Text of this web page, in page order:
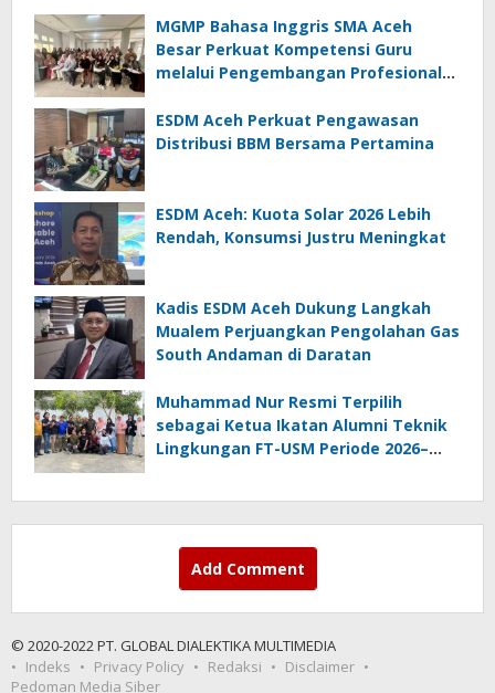
MGMP Bahasa Inggris SMA Aceh
Besar Perkuat Kompetensi Guru
melalui Pengembangan Profesional
ESDM Aceh Perkuat Pengawasan
Distribusi BBM Bersama Pertamina
ESDM Aceh: Kuota Solar 2026 Lebih
Rendah, Konsumsi Justru Meningkat
Kadis ESDM Aceh Dukung Langkah
Mualem Perjuangkan Pengolahan Gas
South Andaman di Daratan
Muhammad Nur Resmi Terpilih
sebagai Ketua Ikatan Alumni Teknik
Lingkungan FT-USM Periode 2026–
Add Comment
© 2020-2022 PT. GLOBAL DIALEKTIKA MULTIMEDIA
Indeks
Privacy Policy Redaksi
Disclaimer
Pedoman Media Siber